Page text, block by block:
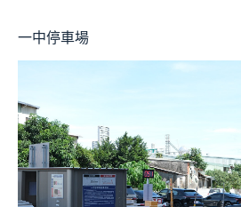
一中停車場